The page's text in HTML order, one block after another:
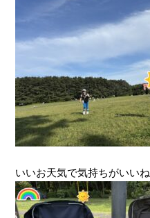
いいお天気で気持ちがいいね